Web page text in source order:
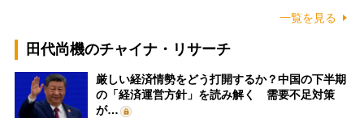
一覧を見る
田代尚機のチャイナ・リサーチ
厳しい経済情勢をどう打開するか？中国の下半期
の「経済運営方針」を読み解く 需要不足対策
が…